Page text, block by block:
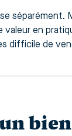
séparément.
en
difficile de